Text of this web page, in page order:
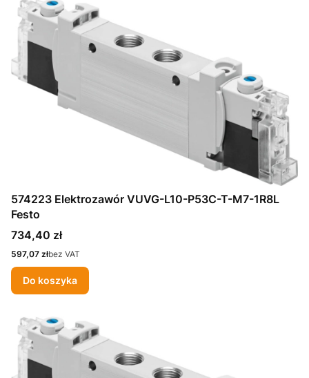
574223 Elektrozawór VUVG-L10-P53C-T-M7-1R8L
Festo
Cena
734,40 zł
Cena
597,07 złbez VAT
Do koszyka